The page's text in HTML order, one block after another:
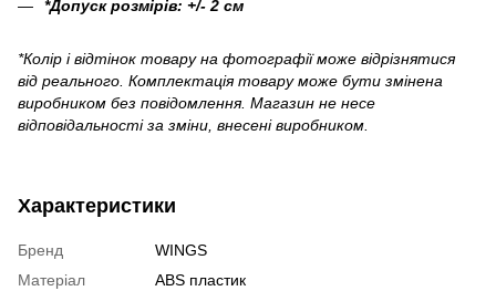
*Допуск розмірів: +/- 2 см
*Колір і відтінок товару на фотографії може відрізнятися
від реального. Комплектація товару може бути змінена
виробником без повідомлення. Магазин не несе
відповідальності за зміни, внесені виробником.
Характеристики
Бренд
WINGS
Матеріал
ABS пластик